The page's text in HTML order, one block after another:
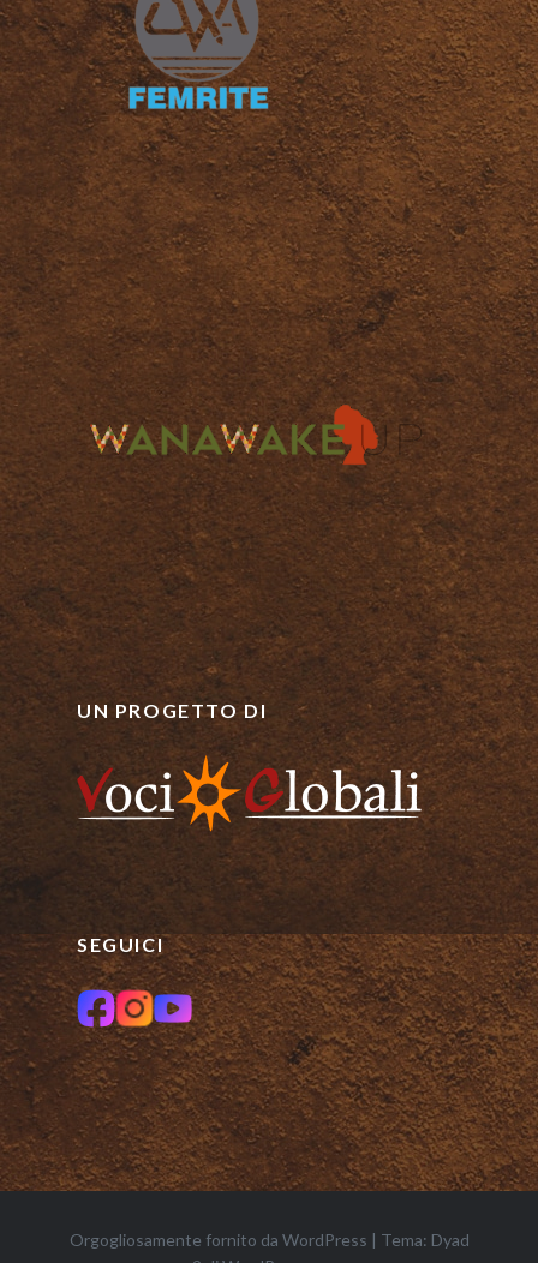
UN PROGETTO DI
SEGUICI
Orgogliosamente fornito da WordPress | Tema: Dyad